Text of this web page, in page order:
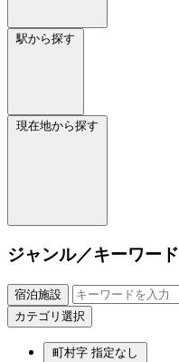
駅から探す
現在地から探す
ジャンル／キーワード
宿泊施設
カテゴリ選択
町村字 指定なし